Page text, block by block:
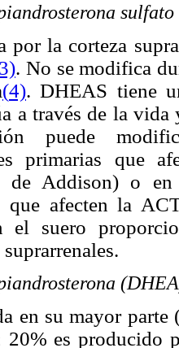
por la corteza
. No se modifica
(4). DHEAS tiene
a través de la
puede
primarias que
de Addison) o en
que afecten la
el suero
en su mayor
20% es producido